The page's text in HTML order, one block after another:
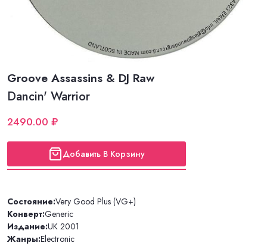
Groove Assassins & DJ Raw
Dancin' Warrior
2490.00 ₽
Добавить В Корзину
Состояние:Very Good Plus (VG+)
Конверт:Generic
Издание:UK 2001
Жанры:Electronic